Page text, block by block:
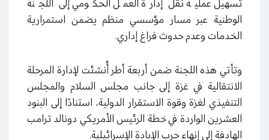
تسهيل عملية نقل إدارة العمل الحكومي إلى اللجنة
الوطنية عبر مسار مؤسسي منظم يضمن استمرارية
الخدمات وعدم حدوث فراغ إداري.
وتأتي هذه اللجنة ضمن أربعة أطر أُنشئت لإدارة المرحلة
الانتقالية في غزة إلى جانب مجلس السلام والمجلس
التنفيذي لغزة وقوة الاستقرار الدولية، استنادًا إلى البنود
العشرين الواردة في خطة الرئيس الأمريكي دونالد ترامب
الهادفة إلى إنهاء حرب الإبادة الإسرائيلية.